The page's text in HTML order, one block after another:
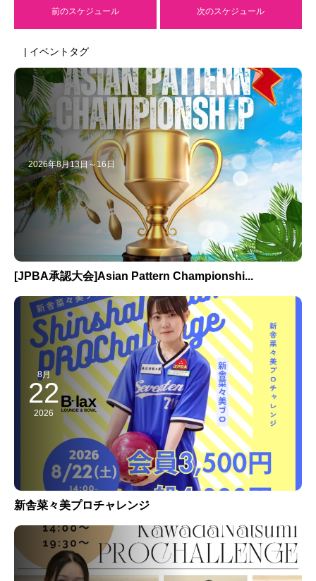
前のスケジュール 次のスケジュール
| イベントタグ
2026年8月13日～16日
[JPBA承認大会]Asian Pattern Championshi...
8月
22
2026
新舎菜々美プロチャレンジ